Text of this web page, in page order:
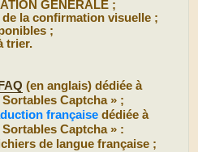
GÉNÉRALE ;
de la confirmation visuelle ;
;
trier.
(en anglais) dédiée à
Sortables Captcha » ;
française dédiée à
Sortables Captcha » :
de langue française ;